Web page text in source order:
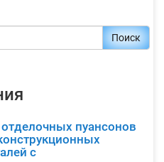
Поиск
пуансонов
с